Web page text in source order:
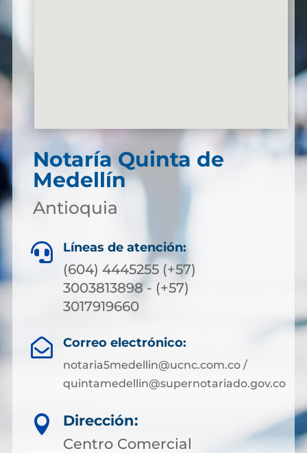
Notaría Quinta de
Medellín
Antioquia
 Líneas de atención:
(604) 4445255 (+57)
3003813898 - (+57)
3017919660
 Correo electrónico:
notaria5medellin@ucnc.com.co /
quintamedellin@supernotariado.gov.co

Dirección:
Centro Comercial